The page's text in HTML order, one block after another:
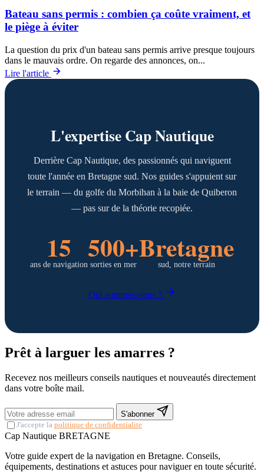
Bateau sans permis : combien ça coûte vraiment, et
le piège à éviter
La question du prix d'un bateau sans permis arrive presque toujours
dans le mauvais ordre. On regarde des annonces, on...
Lire l'article
L'expertise Cap Nautique
Derrière Cap Nautique, des passionnés qui naviguent
toute l'année en Bretagne sud. Nos guides s'appuient sur
le terrain — du golfe du Morbihan à la baie de Quiberon
— pas sur de la théorie recopiée.
15
ans de navigation500+
sorties en mer Bretagne
sud, notre terrain
Qui sommes-nous ?
Prêt à larguer les amarres ?
Recevez nos meilleurs conseils nautiques et nouveautés directement
dans votre boîte mail.
S'abonner
J'accepte la politique de confidentialite
Cap Nautique BRETAGNE
Votre guide expert de la navigation en Bretagne. Conseils,
équipements, destinations et astuces pour naviguer en toute sécurité.